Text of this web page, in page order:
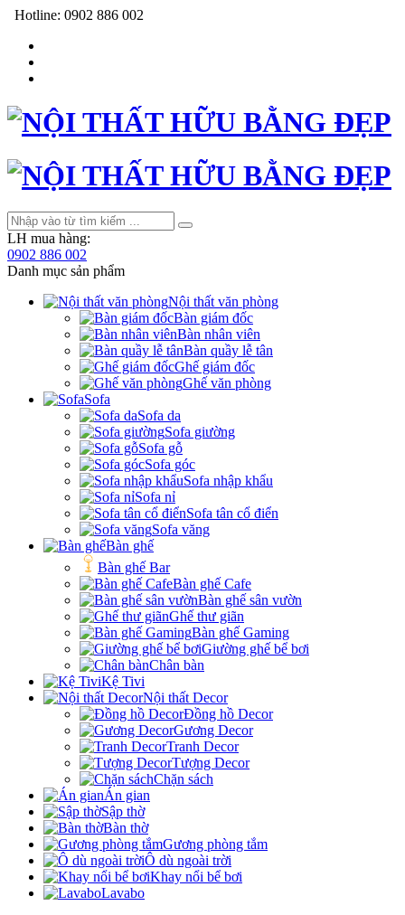
Hotline: 0902 886 002
LH mua hàng:
0902 886 002
Danh mục sản phẩm
Nội thất văn phòng
Bàn giám đốc
Bàn nhân viên
Bàn quầy lễ tân
Ghế giám đốc
Ghế văn phòng
Sofa
Sofa da
Sofa giường
Sofa gỗ
Sofa góc
Sofa nhập khẩu
Sofa nỉ
Sofa tân cổ điển
Sofa văng
Bàn ghế
Bàn ghế Bar
Bàn ghế Cafe
Bàn ghế sân vườn
Ghế thư giãn
Bàn ghế Gaming
Giường ghế bể bơi
Chân bàn
Kệ Tivi
Nội thất Decor
Đồng hồ Decor
Gương Decor
Tranh Decor
Tượng Decor
Chặn sách
Án gian
Sập thờ
Bàn thờ
Gương phòng tắm
Ô dù ngoài trời
Khay nổi bể bơi
Lavabo